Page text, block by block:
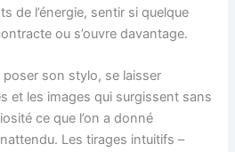
de l’énergie, sentir si quelque
ou s’ouvre davantage.
poser son stylo, se laisser
et les images qui surgissent sans
ce que l’on a donné
Les tirages intuitifs –